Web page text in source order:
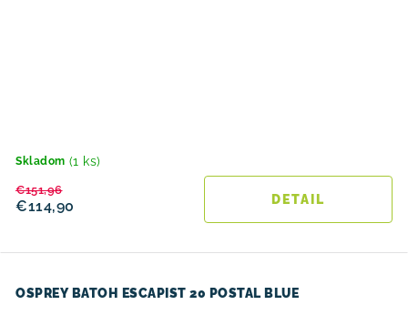
Skladom (1 ks)
€114,90
€151,96
DETAIL
OSPREY BATOH ESCAPIST 20 POSTAL BLUE